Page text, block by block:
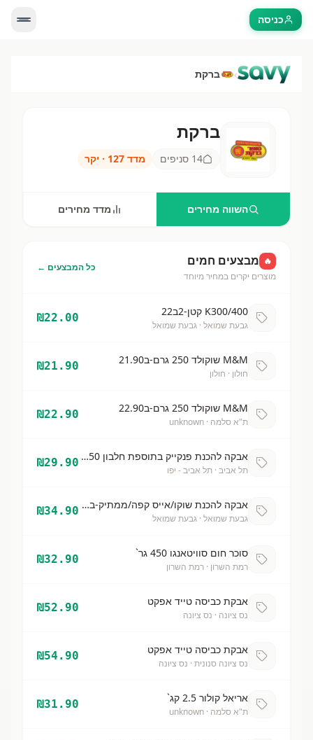
כניסה
› ברקת
ברקת
ברקת
14 סניפים מדד 127
· יקר
השווה מחירים מדד מחירים
🔥
מבצעים חמים
מוצרים יקרים במחיר מיוחד
כל המבצעים ←
K300/400 קטן-2ב22
גבעת שמואל · גבעת שמואל
₪22.00
M&M שוקולד 250 גרם-ב21.90
חולון · חולון
₪21.90
M&M שוקולד 250 גרם-ב22.90
ת"א סלמה · unknown
₪22.90
אבקה להכנת פנקייק בתוספת חלבון 350 ב29.9
תל אביב · תל אביב - יפו
₪29.90
אבקה להכנת שוקו/אייס קפה/ממתיק-ב34.90
גבעת שמואל · גבעת שמואל
₪34.90
סוכר חום סוויטאנגו 450 גר`
רמת השרון · רמת השרון
₪32.90
אבקת כביסה טייד אפקט
נס ציונה · נס ציונה
₪52.90
אבקת כביסה טייד אפקט
נס ציונה סנונית · נס ציונה
₪54.90
אריאל קולור 2.5 קג`
ת"א סלמה · unknown
₪31.90